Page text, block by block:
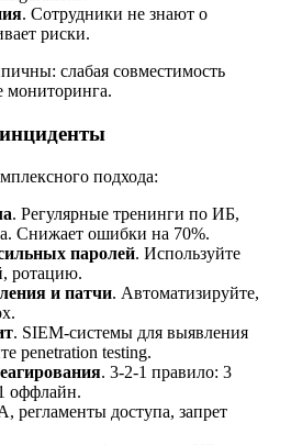
. Сотрудники не знают о
риски.
слабая совместимость
мониторинга.
подхода:
. Регулярные тренинги по ИБ,
Снижает ошибки на 70%.
паролей. Используйте
ротацию.
и патчи. Автоматизируйте,
. SIEM-системы для выявления
penetration testing.
. 3-2-1 правило: 3
оффлайн.
регламенты доступа, запрет